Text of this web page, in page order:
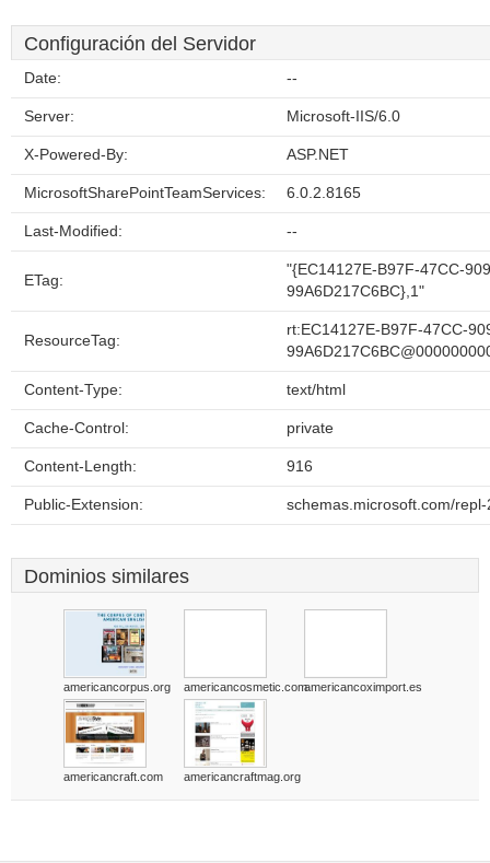
Configuración del Servidor
Date: --
Server: Microsoft-IIS/6.0
X-Powered-By: ASP.NET
MicrosoftSharePointTeamServices: 6.0.2.8165
Last-Modified: --
ETag:
"{EC14127E-B97F-47CC-
99A6D217C6BC},1"
ResourceTag:
rt:EC14127E-B97F-47CC-
Content-Type: text/html
Cache-Control: private
Content-Length: 916
Public-Extension: schemas.microsoft.com/repl-
Dominios similares
americancorpus.org americancosmetic.comamericancoximport.es
americancraft.com americancraftmag.org